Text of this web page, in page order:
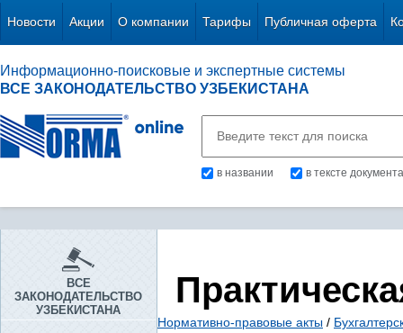
Новости Акции О компании Тарифы Публичная оферта
Информационно-поисковые и экспертные системы
ВСЕ ЗАКОНОДАТЕЛЬСТВО УЗБЕКИСТАНА
в названии в тексте документа
ВСЕ
ЗАКОНОДАТЕЛЬСТВО
УЗБЕКИСТАНА
Нормативно-правовые акты /